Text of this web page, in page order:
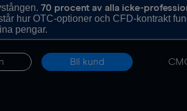
70 procent av alla icke-
hur OTC-optioner och CFD-kontrakt
pengar.
Bli kund